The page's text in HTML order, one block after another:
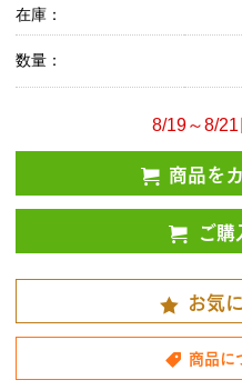
在庫：
数量：
8/19～8/
商品を
ご
お気
商品に